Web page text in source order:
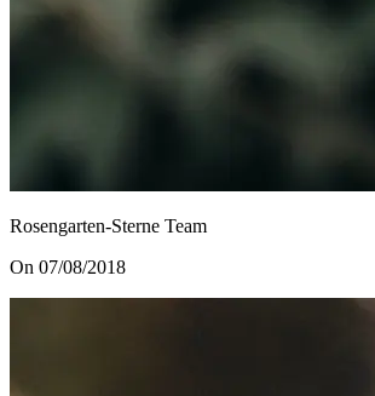
Rosengarten-Sterne Team
On 07/08/2018